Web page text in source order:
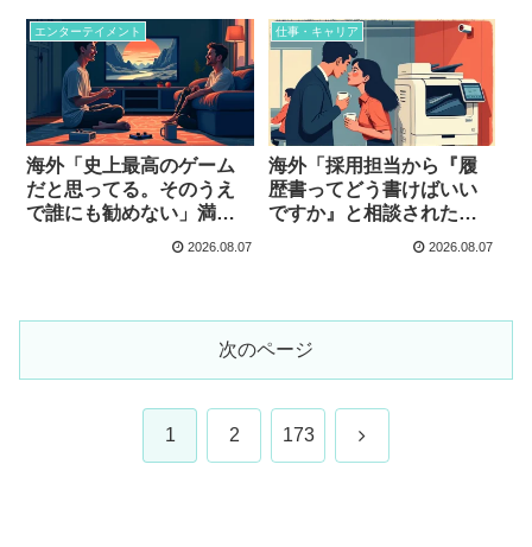
エンターテイメント
海外「史上最高のゲーム
だと思ってる。そのうえ
で誰にも勧めない」満点
なのに人を選ぶ作品た
2026.08.07
仕事・キャリア
海外「採用担当から『履
歴書ってどう書けばいい
ですか』と相談された」
その時点で船はもう沈ん
2026.08.07
次のページ
1 2 173 次